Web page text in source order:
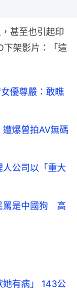
甚至也引起印
下架影片：「這
優尊嚴：敢瞧
爆曾拍AV無碼
公司以「重大
罵是中國狗 高
有病」 143公